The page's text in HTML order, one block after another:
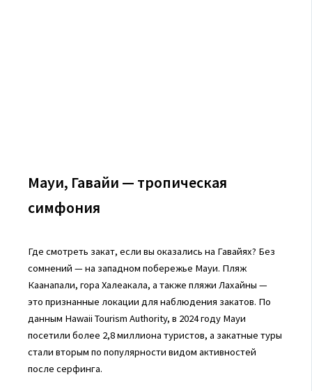
Мауи, Гавайи — тропическая
симфония
Где смотреть закат, если вы оказались на Гавайях? Без
сомнений — на западном побережье Мауи. Пляж
Каанапали, гора Халеакала, а также пляжи Лахайны —
это признанные локации для наблюдения закатов. По
данным Hawaii Tourism Authority, в 2024 году Мауи
посетили более 2,8 миллиона туристов, а закатные туры
стали вторым по популярности видом активностей
после серфинга.